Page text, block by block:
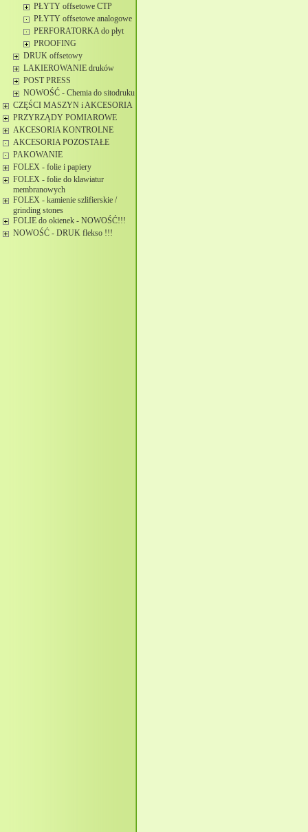
PŁYTY offsetowe CTP
PŁYTY offsetowe analogowe
PERFORATORKA do płyt
PROOFING
DRUK offsetowy
LAKIEROWANIE druków
POST PRESS
NOWOŚĆ - Chemia do sitodruku
CZĘŚCI MASZYN i AKCESORIA
PRZYRZĄDY POMIAROWE
AKCESORIA KONTROLNE
AKCESORIA POZOSTAŁE
PAKOWANIE
FOLEX - folie i papiery
FOLEX - folie do klawiatur
membranowych
FOLEX - kamienie szlifierskie /
grinding stones
FOLIE do okienek - NOWOŚĆ!!!
NOWOŚĆ - DRUK flekso !!!